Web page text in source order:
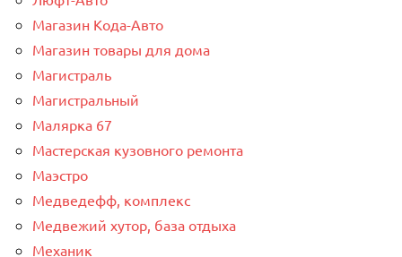
Магазин Кода-Авто
Магазин товары для дома
Магистраль
Магистральный
Малярка 67
Мастерская кузовного ремонта
Маэстро
Медведефф, комплекс
Медвежий хутор, база отдыха
Механик